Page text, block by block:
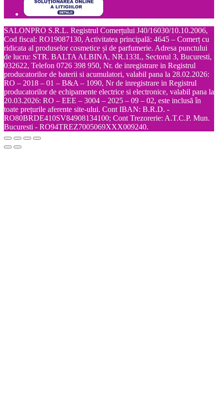
SALONPRO S.R.L. Registrul Comerțului J40/16030/10.10.2006,
Cod fiscal: RO19087130, Activitatea principală: 4645 – Comerț cu
ridicata al produselor cosmetice și de parfumerie. Adresa punctului
de lucru: STR. BALTA ALBINA, NR.133L, Sectorul 3, Bucuresti,
032622, Telefon 0726 398 950, Nr. de inregistrare in Registrul
producatorilor de baterii si acumulatori, valabil pana la 28.02.2026:
RO – 2018 – 01 – B&A – 1090, Nr de inregistrare in Registrul
producatorilor de echipamente electrice si electronice, valabil pana la
20.03.2026: RO – EEE – 3004 – 2025 – 09 – 02, este inclusă în
toate prețurile aferente site-ului. Cont IBAN: B.R.D. -
RO80BRDE410SV84908134100; Cont Trezorerie: A.T.C.P. Mun.
Bucuresti - RO94TREZ7005069XXX009240.